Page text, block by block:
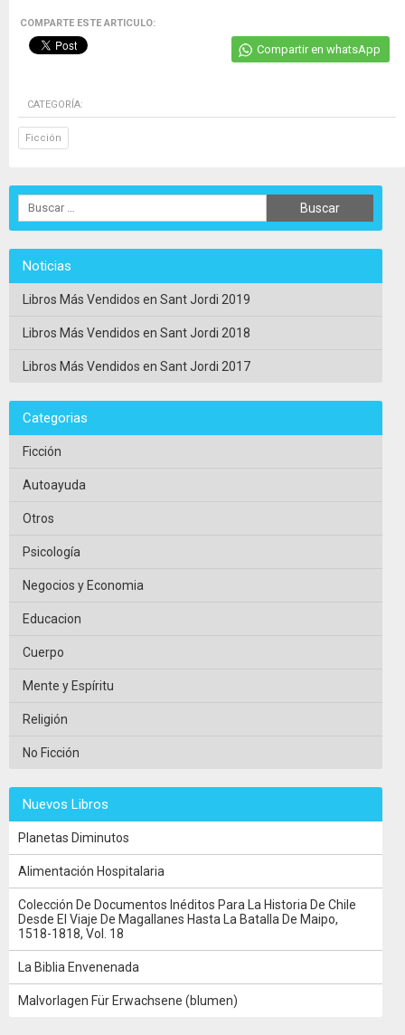
COMPARTE ESTE ARTICULO:
Compartir en whatsApp
CATEGORÍA:
Ficción
Noticias
Libros Más Vendidos en Sant Jordi 2019
Libros Más Vendidos en Sant Jordi 2018
Libros Más Vendidos en Sant Jordi 2017
Categorias
Ficción
Autoayuda
Otros
Psicología
Negocios y Economia
Educacion
Cuerpo
Mente y Espíritu
Religión
No Ficción
Nuevos Libros
Planetas Diminutos
Alimentación Hospitalaria
Colección De Documentos Inéditos Para La Historia De Chile
Desde El Viaje De Magallanes Hasta La Batalla De Maipo,
1518-1818, Vol. 18
La Biblia Envenenada
Malvorlagen Für Erwachsene (blumen)